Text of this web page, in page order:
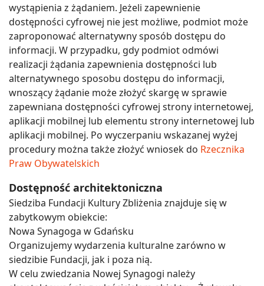
wystąpienia z żądaniem. Jeżeli zapewnienie
dostępności cyfrowej nie jest możliwe, podmiot może
zaproponować alternatywny sposób dostępu do
informacji. W przypadku, gdy podmiot odmówi
realizacji żądania zapewnienia dostępności lub
alternatywnego sposobu dostępu do informacji,
wnoszący żądanie może złożyć skargę w sprawie
zapewniana dostępności cyfrowej strony internetowej,
aplikacji mobilnej lub elementu strony internetowej lub
aplikacji mobilnej. Po wyczerpaniu wskazanej wyżej
procedury można także złożyć wniosek do Rzecznika
Praw Obywatelskich
Dostępność architektoniczna
Siedziba Fundacji Kultury Zbliżenia znajduje się w
zabytkowym obiekcie:
Nowa Synagoga w Gdańsku
Organizujemy wydarzenia kulturalne zarówno w
siedzibie Fundacji, jak i poza nią.
W celu zwiedzania Nowej Synagogi należy